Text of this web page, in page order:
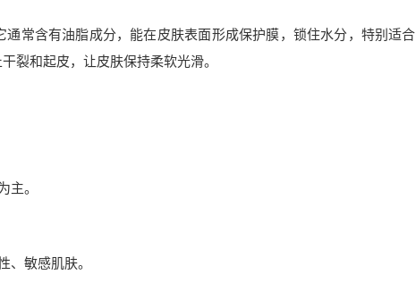
常含有油脂成分，能在皮肤表面形成保护膜，锁住水分，特别适合
裂和起皮，让皮肤保持柔软光滑。
主。
、敏感肌肤。